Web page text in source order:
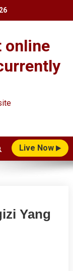
online
Live Now
Yang